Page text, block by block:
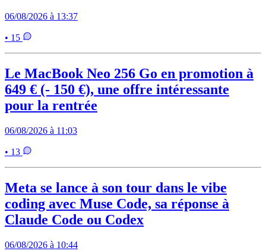
06/08/2026 à 13:37
• 15
Le MacBook Neo 256 Go en promotion à
649 € (- 150 €), une offre intéressante
pour la rentrée
06/08/2026 à 11:03
• 13
Meta se lance à son tour dans le vibe
coding avec Muse Code, sa réponse à
Claude Code ou Codex
06/08/2026 à 10:44